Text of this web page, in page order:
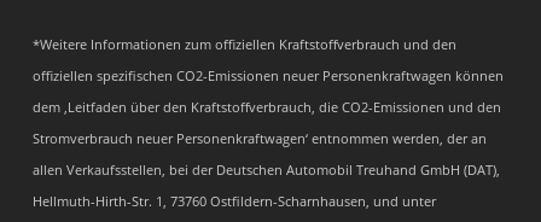
*Weitere Informationen zum offiziellen Kraftstoffverbrauch und den
offiziellen spezifischen CO2-Emissionen neuer Personenkraftwagen können
dem ‚Leitfaden über den Kraftstoffverbrauch, die CO2-Emissionen und den
Stromverbrauch neuer Personenkraftwagen‘ entnommen werden, der an
allen Verkaufsstellen, bei der Deutschen Automobil Treuhand GmbH (DAT),
Hellmuth-Hirth-Str. 1, 73760 Ostfildern-Scharnhausen, und unter